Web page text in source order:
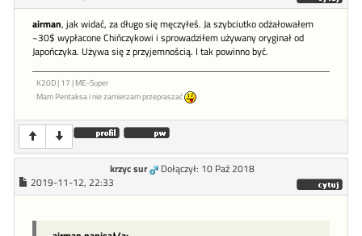
airman, jak widać, za długo się męczyłeś. Ja szybciutko odżałowałem
~30$ wypłacone Chińczykowi i sprowadziłem używany oryginał od
Japończyka. Używa się z przyjemnością. I tak powinno być.
K20D | 17 | ME-Super
Mam Pentaksa i nie zamierzam przepraszać
krzyc sur
Dołączył: 10 Paź 2018
2019-11-12, 22:33